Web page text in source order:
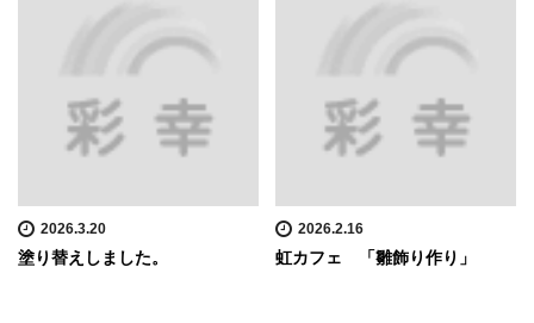
2026.3.20
塗り替えしました。
2026.2.16
虹カフェ 「雛飾り作り」